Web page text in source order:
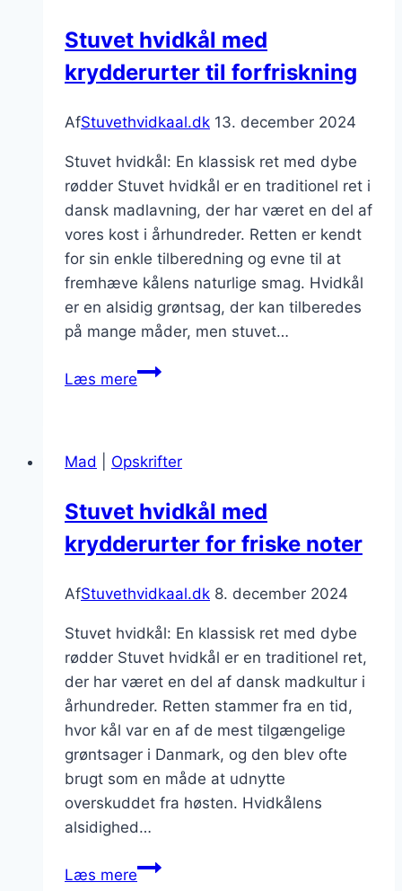
Stuvet hvidkål med
krydderurter til forfriskning
AfStuvethvidkaal.dk 13. december 2024
Stuvet hvidkål: En klassisk ret med dybe
rødder Stuvet hvidkål er en traditionel ret i
dansk madlavning, der har været en del af
vores kost i århundreder. Retten er kendt
for sin enkle tilberedning og evne til at
fremhæve kålens naturlige smag. Hvidkål
er en alsidig grøntsag, der kan tilberedes
på mange måder, men stuvet…
Læs mereStuvet
til
Mad Opskrifter
Stuvet hvidkål med
krydderurter for friske noter
AfStuvethvidkaal.dk 8. december 2024
Stuvet hvidkål: En klassisk ret med dybe
rødder Stuvet hvidkål er en traditionel ret,
der har været en del af dansk madkultur i
århundreder. Retten stammer fra en tid,
hvor kål var en af de mest tilgængelige
grøntsager i Danmark, og den blev ofte
brugt som en måde at udnytte
overskuddet fra høsten. Hvidkålens
alsidighed…
Læs mereStuvet